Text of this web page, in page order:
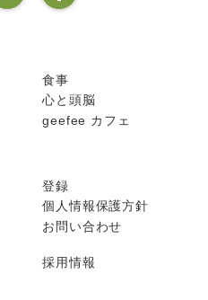
食事
心と頭脳
geefee カフェ
登録
個人情報保護方針
お問い合わせ
採用情報